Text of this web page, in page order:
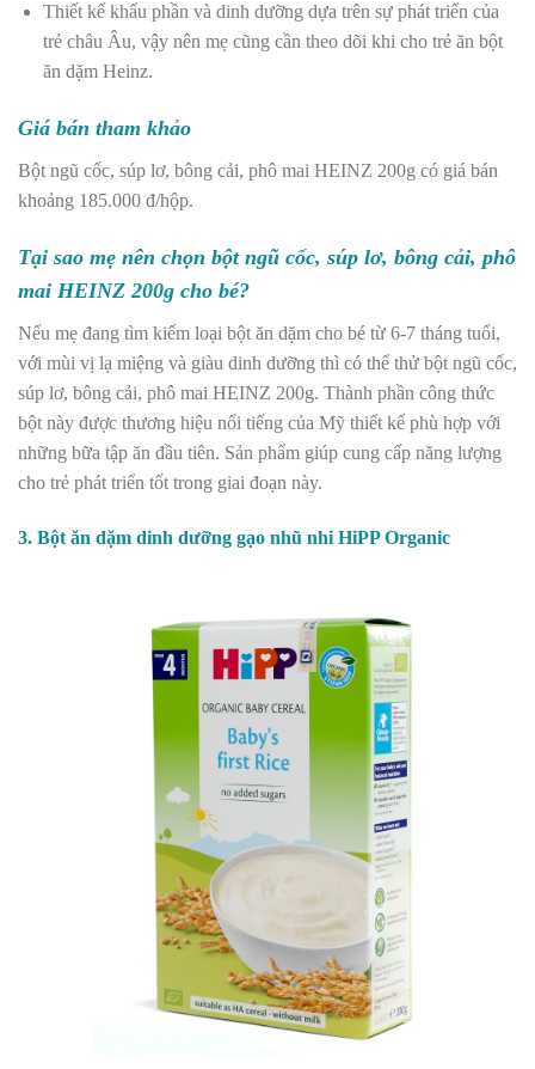
Thiết kế khẩu phần và dinh dưỡng dựa trên sự phát triển của
trẻ châu Âu, vậy nên mẹ cũng cần theo dõi khi cho trẻ ăn bột
ăn dặm Heinz.
Giá bán tham khảo
Bột ngũ cốc, súp lơ, bông cải, phô mai HEINZ 200g có giá bán
khoảng 185.000 đ/hộp.
Tại sao mẹ nên chọn bột ngũ cốc, súp lơ, bông cải, phô
mai HEINZ 200g cho bé?
Nếu mẹ đang tìm kiếm loại bột ăn dặm cho bé từ 6-7 tháng tuổi,
với mùi vị lạ miệng và giàu dinh dưỡng thì có thể thử bột ngũ cốc,
súp lơ, bông cải, phô mai HEINZ 200g. Thành phần công thức
bột này được thương hiệu nổi tiếng của Mỹ thiết kế phù hợp với
những bữa tập ăn đầu tiên. Sản phẩm giúp cung cấp năng lượng
cho trẻ phát triển tốt trong giai đoạn này.
3. Bột ăn dặm dinh dưỡng gạo nhũ nhi HiPP Organic